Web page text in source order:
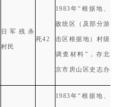
日军残杀
村民
死42
1983年“根据地、
敌统区（及部分游
击区根据地）村级
调查材料 ” ，存北
京市房山区史志办
1983年“根据地、